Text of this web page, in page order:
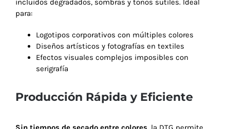
incluidos degradados, sombras y tonos sutiles. Ideal
para:
Logotipos corporativos con múltiples colores
Diseños artísticos y fotografías en textiles
Efectos visuales complejos imposibles con
serigrafía
Producción Rápida y Eficiente